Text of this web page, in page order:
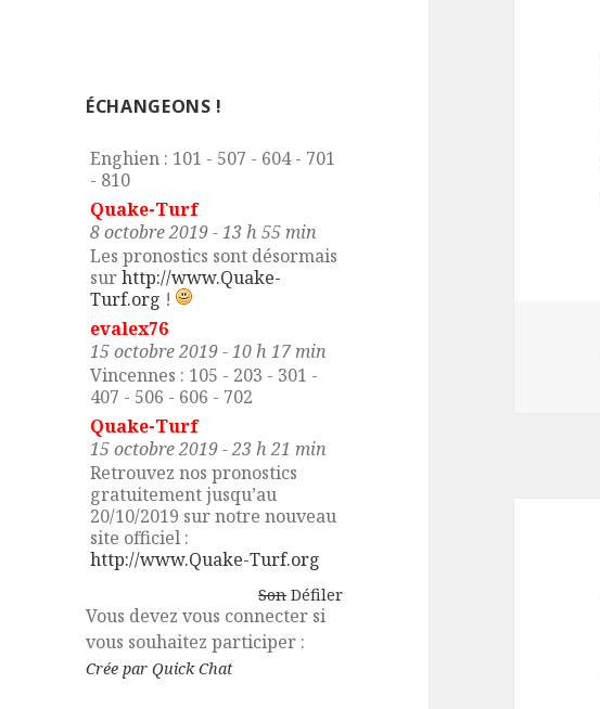
ÉCHANGEONS !
evalex76
Enghien : 101 - 507 - 604 - 701
- 810
Quake-Turf
8 octobre 2019 - 13 h 55 min
Les pronostics sont désormais
surhttp://www.Quake-
Turf.org !
evalex76
15 octobre 2019 - 10 h 17 min
Vincennes : 105 - 203 - 301 -
407 - 506 - 606 - 702
Quake-Turf
15 octobre 2019 - 23 h 21 min
Retrouvez nos pronostics
gratuitement jusqu’au
20/10/2019 sur notre nouveau
site officiel :
http://www.Quake-Turf.org
Défiler
Son
Vous devez vous connecter si
vous souhaitez participer :
Crée par Quick Chat